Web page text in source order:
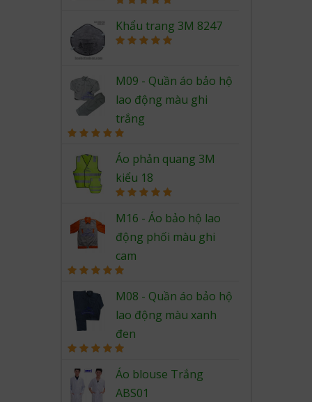
out of 5
Khẩu trang 3M 8247
M09 - Quần áo bảo hộ
lao động màu ghi
trắng
out of 5
Áo phản quang 3M
kiểu 18
out of 5
M16 - Áo bảo hộ lao
động phối màu ghi
cam
out of 5
M08 - Quần áo bảo hộ
lao động màu xanh
đen
out of 5
Áo blouse Trắng
ABS01